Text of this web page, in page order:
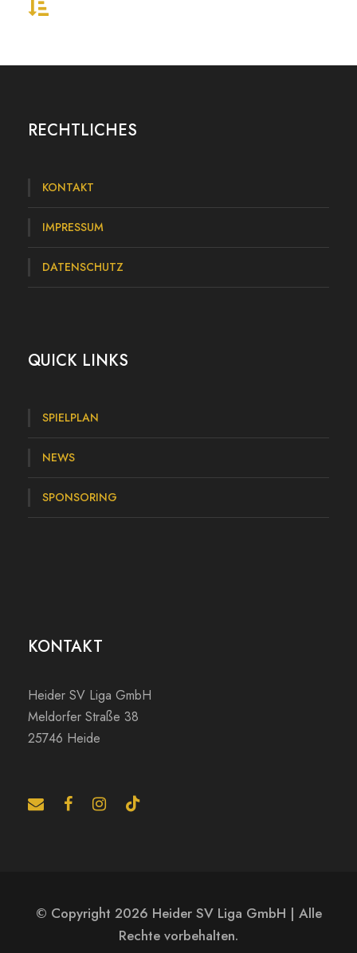
a
a
h
e
n
e
e
t
l
i
c
h
RECHTLICHES
KONTAKT
IMPRESSUM
DATENSCHUTZ
QUICK LINKS
SPIELPLAN
NEWS
SPONSORING
KONTAKT
Heider SV Liga GmbH
Meldorfer Straße 38
25746 Heide
© Copyright 2026 Heider SV Liga GmbH | Alle
Rechte vorbehalten.